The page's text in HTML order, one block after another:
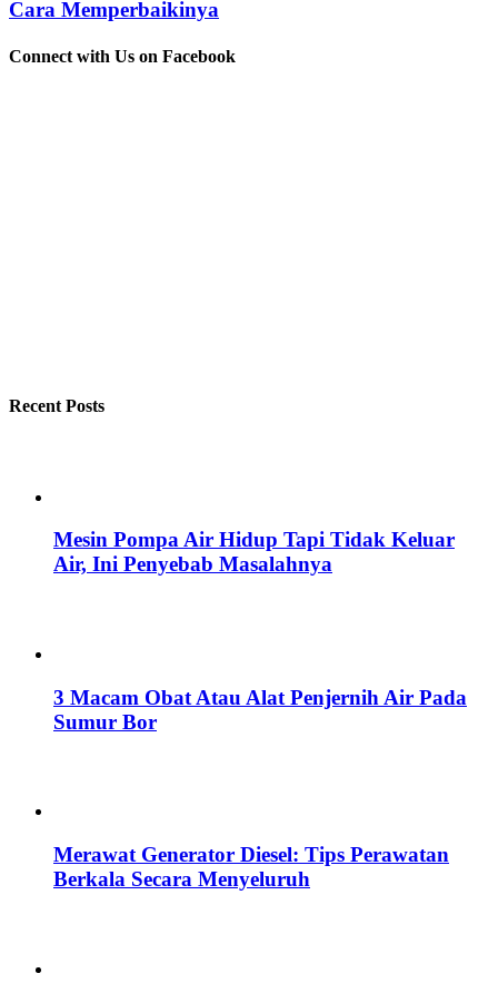
Cara Memperbaikinya
Connect with Us on Facebook
Recent Posts
Mesin Pompa Air Hidup Tapi Tidak Keluar
Air, Ini Penyebab Masalahnya
3 Macam Obat Atau Alat Penjernih Air Pada
Sumur Bor
Merawat Generator Diesel: Tips Perawatan
Berkala Secara Menyeluruh